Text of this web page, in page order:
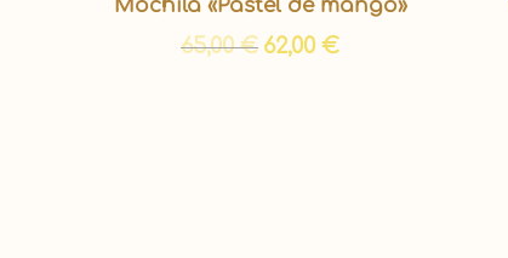
Mochila «Pastel de mango»
65,00€
era:
65,00 €.
62,00 €
es:
62,00 €.